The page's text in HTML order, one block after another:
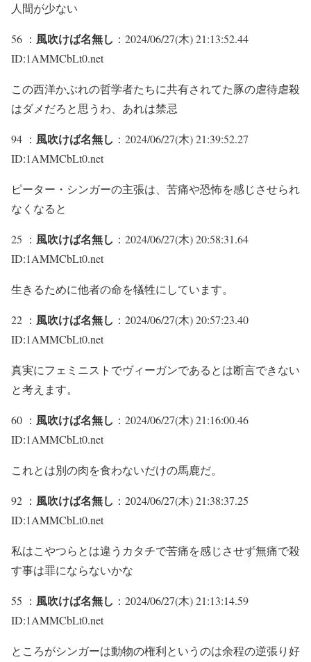
人間が少ない
56 ： 風吹けば名無し ：2024/06/27(木) 21:13:52.44
ID:1AMMCbLt0.net
この西洋かぶれの哲学者たちに共有されてた豚の虐待虐殺
はダメだろと思うわ、あれは禁忌
94 ： 風吹けば名無し ：2024/06/27(木) 21:39:52.27
ID:1AMMCbLt0.net
ピーター・シンガーの主張は、苦痛や恐怖を感じさせられ
なくなると
25 ： 風吹けば名無し ：2024/06/27(木) 20:58:31.64
ID:1AMMCbLt0.net
生きるために他者の命を犠牲にしています。
22 ： 風吹けば名無し ：2024/06/27(木) 20:57:23.40
ID:1AMMCbLt0.net
真実にフェミニストでヴィーガンであるとは断言できない
と考えます。
60 ： 風吹けば名無し ：2024/06/27(木) 21:16:00.46
ID:1AMMCbLt0.net
これとは別の肉を食わないだけの馬鹿だ。
92 ： 風吹けば名無し ：2024/06/27(木) 21:38:37.25
ID:1AMMCbLt0.net
私はこやつらとは違うカタチで苦痛を感じさせず無痛で殺
す事は罪にならないかな
55 ： 風吹けば名無し ：2024/06/27(木) 21:13:14.59
ID:1AMMCbLt0.net
ところがシンガーは動物の権利というのは余程の逆張り好